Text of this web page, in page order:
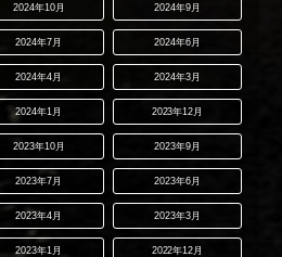
2024年10月 2024年9月
2024年7月 2024年6月
2024年4月 2024年3月
2024年1月 2023年12月
2023年10月 2023年9月
2023年7月 2023年6月
2023年4月 2023年3月
2023年1月 2022年12月